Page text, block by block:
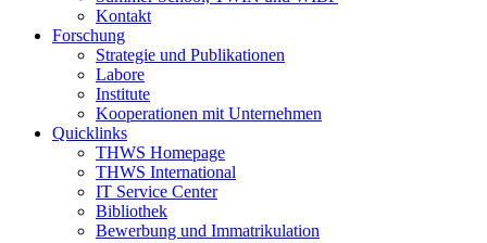
Kontakt
Forschung
Strategie und Publikationen
Labore
Institute
Kooperationen mit Unternehmen
Quicklinks
THWS Homepage
THWS International
IT Service Center
Bibliothek
Bewerbung und Immatrikulation